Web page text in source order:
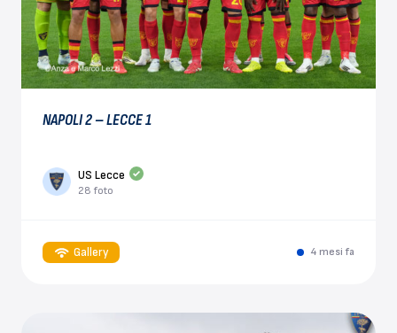
NAPOLI 2 – LECCE 1
US Lecce
28 foto
Gallery 4 mesi fa